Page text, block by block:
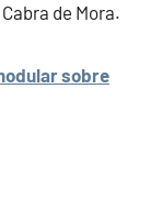
de Mora.
sobre